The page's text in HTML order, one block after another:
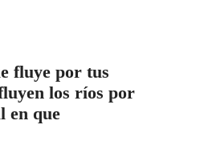
fluye por tus
los ríos por
en que